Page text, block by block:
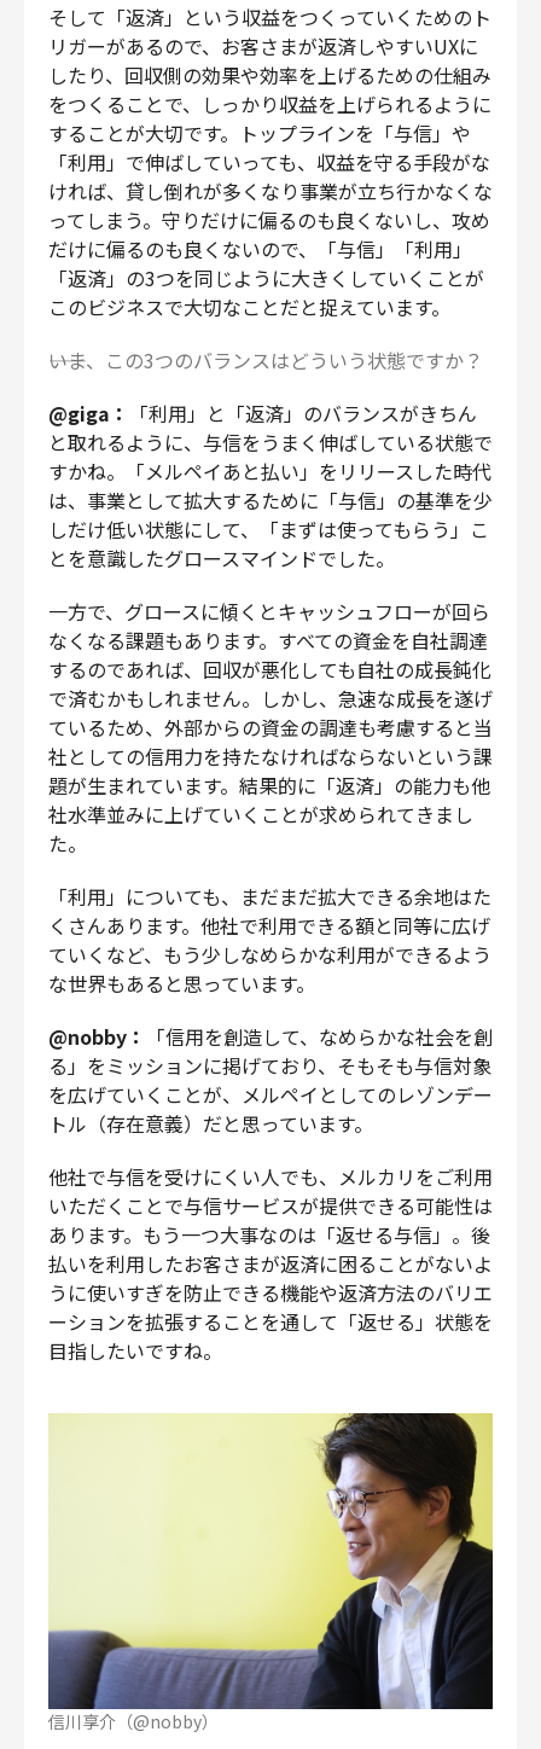
そして「返済」という収益をつくっていくためのト
リガーがあるので、お客さまが返済しやすいUXに
したり、回収側の効果や効率を上げるための仕組み
をつくることで、しっかり収益を上げられるように
することが大切です。トップラインを「与信」や
「利用」で伸ばしていっても、収益を守る手段がな
ければ、貸し倒れが多くなり事業が立ち行かなくな
ってしまう。守りだけに偏るのも良くないし、攻め
だけに偏るのも良くないので、「与信」「利用」
「返済」の3つを同じように大きくしていくことが
このビジネスで大切なことだと捉えています。
――いま、この3つのバランスはどういう状態ですか？
@giga：
「利用」と「返済」のバランスがきちん
と取れるように、与信をうまく伸ばしている状態で
すかね。「メルペイあと払い」をリリースした時代
は、事業として拡大するために「与信」の基準を少
しだけ低い状態にして、「まずは使ってもらう」こ
とを意識したグロースマインドでした。
一方で、グロースに傾くとキャッシュフローが回ら
なくなる課題もあります。すべての資金を自社調達
するのであれば、回収が悪化しても自社の成長鈍化
で済むかもしれません。しかし、急速な成長を遂げ
ているため、外部からの資金の調達も考慮すると当
社としての信用力を持たなければならないという課
題が生まれています。結果的に「返済」の能力も他
社水準並みに上げていくことが求められてきまし
た。
「利用」についても、まだまだ拡大できる余地はた
くさんあります。他社で利用できる額と同等に広げ
ていくなど、もう少しなめらかな利用ができるよう
な世界もあると思っています。
@nobby：
「信用を創造して、なめらかな社会を創
る」をミッションに掲げており、そもそも与信対象
を広げていくことが、メルペイとしてのレゾンデー
トル（存在意義）だと思っています。
他社で与信を受けにくい人でも、メルカリをご利用
いただくことで与信サービスが提供できる可能性は
あります。もう一つ大事なのは「返せる与信」。後
払いを利用したお客さまが返済に困ることがないよ
うに使いすぎを防止できる機能や返済方法のバリエ
ーションを拡張することを通して「返せる」状態を
目指したいですね。
信川享介（@nobby）